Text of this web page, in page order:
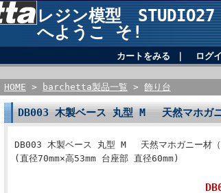
レジン模型
へようこ そ!
カートをみる ログ
HOME > barchetta製品一覧 > 飾り台
DB003 木製ベース 丸型 M 天然マホガ
DB003 木製ベース 丸型 M 天然マホガニー材（
(直径70mm×高53mm 台座部 直径60mm)